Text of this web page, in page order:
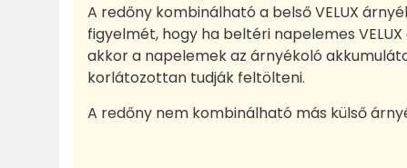
A redőny kombinálható a belső VELUX
figyelmét, hogy ha beltéri napelemes
akkor a napelemek az árnyékoló
korlátozottan tudják feltölteni.
A redőny nem kombinálható más külső